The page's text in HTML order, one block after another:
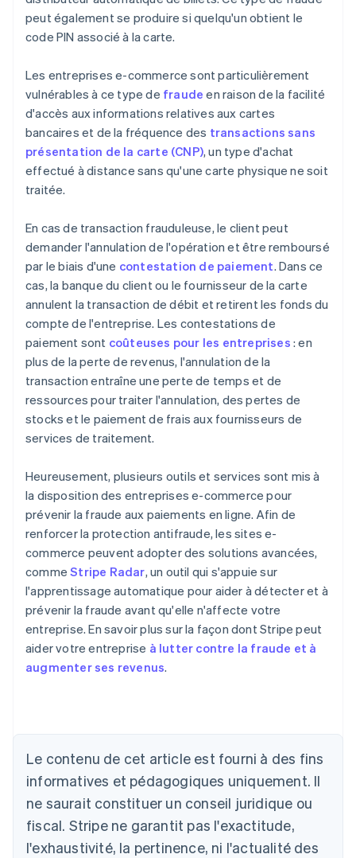
peut également se produire si quelqu'un obtient le
code PIN associé à la carte.
Les entreprises e-commerce sont particulièrement
vulnérables à ce type de fraude en raison de la facilité
d'accès aux informations relatives aux cartes
bancaires et de la fréquence des transactions sans
présentation de la carte (CNP), un type d'achat
effectué à distance sans qu'une carte physique ne soit
traitée.
En cas de transaction frauduleuse, le client peut
demander l'annulation de l'opération et être remboursé
par le biais d'une contestation de paiement. Dans ce
cas, la banque du client ou le fournisseur de la carte
annulent la transaction de débit et retirent les fonds du
compte de l'entreprise. Les contestations de
paiement sont coûteuses pour les entreprises : en
plus de la perte de revenus, l'annulation de la
transaction entraîne une perte de temps et de
ressources pour traiter l'annulation, des pertes de
stocks et le paiement de frais aux fournisseurs de
services de traitement.
Heureusement, plusieurs outils et services sont mis à
la disposition des entreprises e-commerce pour
prévenir la fraude aux paiements en ligne. Afin de
renforcer la protection antifraude, les sites e-
commerce peuvent adopter des solutions avancées,
commeStripe Radar, un outil qui s'appuie sur
l'apprentissage automatique pour aider à détecter et à
prévenir la fraude avant qu'elle n'affecte votre
entreprise. En savoir plus sur la façon dont Stripe peut
aider votre entreprise à lutter contre la fraude et à
augmenter ses revenus.
Le contenu de cet article est fourni à des fins
informatives et pédagogiques uniquement. Il
ne saurait constituer un conseil juridique ou
fiscal. Stripe ne garantit pas l'exactitude,
l'exhaustivité, la pertinence, ni l'actualité des
Australie
Autriche
DeutschEnglish
Belgique
Nederlands FrançaisDeutsch English
Brésil
PortuguêsEnglish